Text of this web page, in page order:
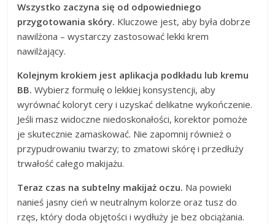
Wszystko zaczyna się od odpowiedniego
przygotowania skóry. Kluczowe jest, aby była dobrze
nawilżona – wystarczy zastosować lekki krem
nawilżający.
Kolejnym krokiem jest aplikacja podkładu lub kremu
BB. Wybierz formułę o lekkiej konsystencji, aby
wyrównać koloryt cery i uzyskać delikatne wykończenie.
Jeśli masz widoczne niedoskonałości, korektor pomoże
je skutecznie zamaskować. Nie zapomnij również o
przypudrowaniu twarzy; to zmatowi skórę i przedłuży
trwałość całego makijażu.
Teraz czas na subtelny makijaż oczu. Na powieki
nanieś jasny cień w neutralnym kolorze oraz tusz do
rzęs, który doda objętości i wydłuży je bez obciążania.